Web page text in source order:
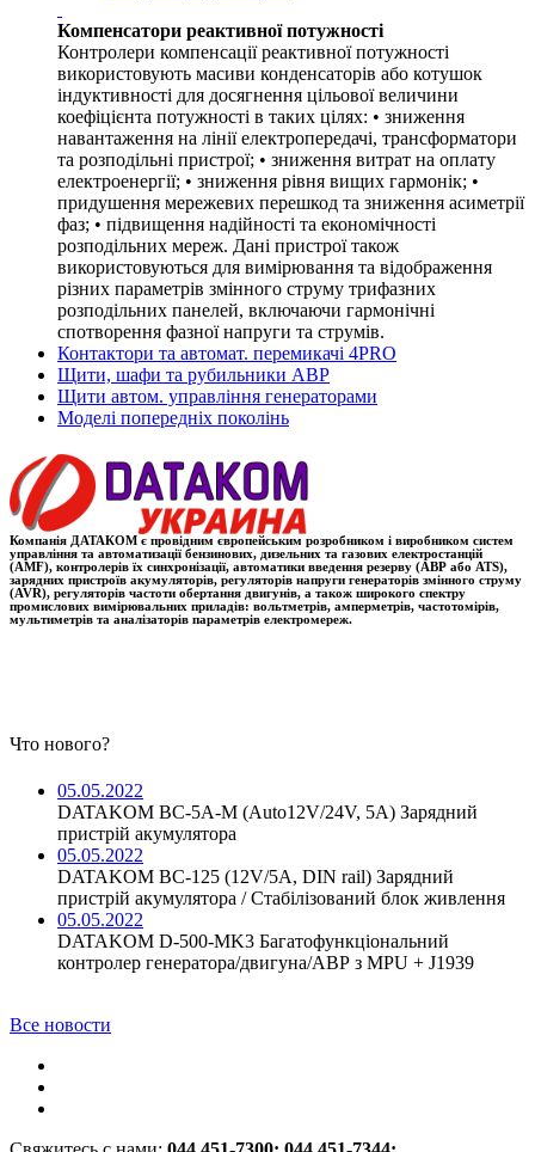
Компенсатори реактивної потужності
Контролери компенсації реактивної потужності
використовують масиви конденсаторів або котушок
індуктивності для досягнення цільової величини
коефіцієнта потужності в таких цілях: • зниження
навантаження на лінії електропередачі, трансформатори
та розподільні пристрої; • зниження витрат на оплату
електроенергії; • зниження рівня вищих гармонік; •
придушення мережевих перешкод та зниження асиметрії
фаз; • підвищення надійності та економічності
розподільних мереж. Дані пристрої також
використовуються для вимірювання та відображення
різних параметрів змінного струму трифазних
розподільних панелей, включаючи гармонічні
спотворення фазної напруги та струмів.
Контактори та автомат. перемикачі 4PRO
Щити, шафи та рубильники АВР
Щити автом. управління генераторами
Моделі попередніх поколінь
Компанія ДАТАКОМ є провідним європейським розробником і виробником систем
управління та автоматизації бензинових, дизельних та газових електростанцій
(AMF), контролерів їх синхронізації, автоматики введення резерву (АВР або ATS),
зарядних пристроїв акумуляторів, регуляторів напруги генераторів змінного струму
(AVR), регуляторів частоти обертання двигунів, а також широкого спектру
промислових вимірювальних приладів: вольтметрів, амперметрів, частотомірів,
мультиметрів та аналізаторів параметрів електромереж.
Что нового?
05.05.2022
DATAKOM BC-5A-M (Auto12V/24V, 5A) Зарядний
пристрій акумулятора
05.05.2022
DATAKOM BC-125 (12V/5A, DIN rail) Зарядний
пристрій акумулятора / Стабілізований блок живлення
05.05.2022
DATAKOM D-500-MK3 Багатофункціональний
контролер генератора/двигуна/АВР з MPU + J1939
Все новости